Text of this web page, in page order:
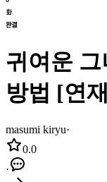
귀여운
방법 [연
masumi kiryu·
0.0
·